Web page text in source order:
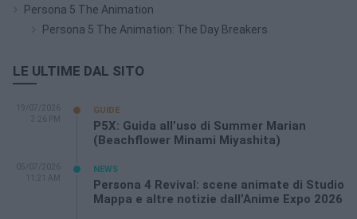
Persona 5 The Animation
Persona 5 The Animation: The Day Breakers
LE ULTIME DAL SITO
19/07/2026
3:26 PM
GUIDE
P5X: Guida all’uso di Summer Marian
(Beachflower Minami Miyashita)
05/07/2026
11:21 AM
NEWS
Persona 4 Revival: scene animate di Studio
Mappa e altre notizie dall’Anime Expo 2026